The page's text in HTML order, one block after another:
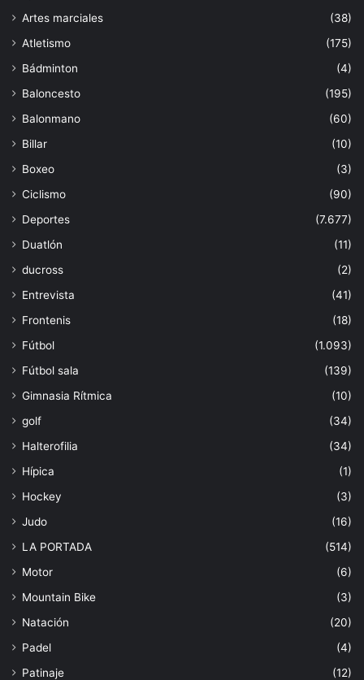
Artes marciales
(38)
Atletismo
(175)
Bádminton
(4)
Baloncesto
(195)
Balonmano
(60)
Billar
(10)
Boxeo
(3)
Ciclismo
(90)
Deportes
(7.677)
Duatlón
(11)
ducross
(2)
Entrevista
(41)
Frontenis
(18)
Fútbol
(1.093)
Fútbol sala
(139)
Gimnasia Rítmica
(10)
golf
(34)
Halterofilia
(34)
Hípica
(1)
Hockey
(3)
Judo
(16)
LA PORTADA
(514)
Motor
(6)
Mountain Bike
(3)
Natación
(20)
Padel
(4)
Patinaje
(12)